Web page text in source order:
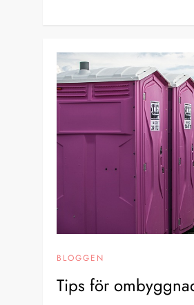
BLOGGEN
Tips för